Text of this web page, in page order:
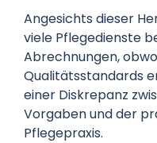
Angesichts dieser
viele Pflegedienste
Abrechnungen,
Qualitätsstandards
einer Diskrepanz
Vorgaben und der
Pflegepraxis.